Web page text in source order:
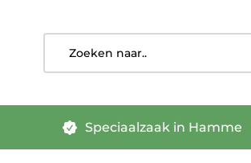
Speciaalzaak in Hamme